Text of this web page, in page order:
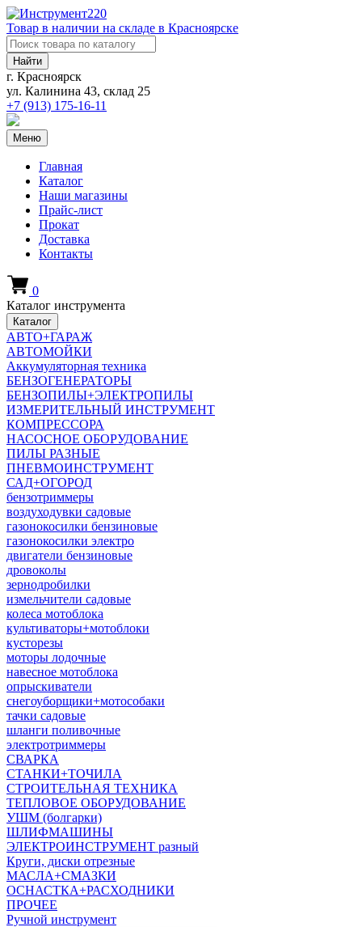
Товар в наличии на складе в Красноярске
Найти
г. Красноярск
ул. Калинина 43, склад 25
+7 (913) 175-16-11
Меню
Главная
Каталог
Наши магазины
Прайс-лист
Прокат
Доставка
Контакты
0
Каталог инструмента
Каталог
АВТО+ГАРАЖ
АВТОМОЙКИ
Аккумуляторная техника
БЕНЗОГЕНЕРАТОРЫ
БЕНЗОПИЛЫ+ЭЛЕКТРОПИЛЫ
ИЗМЕРИТЕЛЬНЫЙ ИНСТРУМЕНТ
КОМПРЕССОРА
НАСОСНОЕ ОБОРУДОВАНИЕ
ПИЛЫ РАЗНЫЕ
ПНЕВМОИНСТРУМЕНТ
САД+ОГОРОД
бензотриммеры
воздуходувки садовые
газонокосилки бензиновые
газонокосилки электро
двигатели бензиновые
дровоколы
зернодробилки
измельчители садовые
колеса мотоблока
культиваторы+мотоблоки
кусторезы
моторы лодочные
навесное мотоблока
опрыскиватели
снегоуборщики+мотособаки
тачки садовые
шланги поливочные
электротриммеры
СВАРКА
СТАНКИ+ТОЧИЛА
СТРОИТЕЛЬНАЯ ТЕХНИКА
ТЕПЛОВОЕ ОБОРУДОВАНИЕ
УШМ (болгарки)
ШЛИФМАШИНЫ
ЭЛЕКТРОИНСТРУМЕНТ разный
Круги, диски отрезные
МАСЛА+СМАЗКИ
ОСНАСТКА+РАСХОДНИКИ
ПРОЧЕЕ
Ручной инструмент